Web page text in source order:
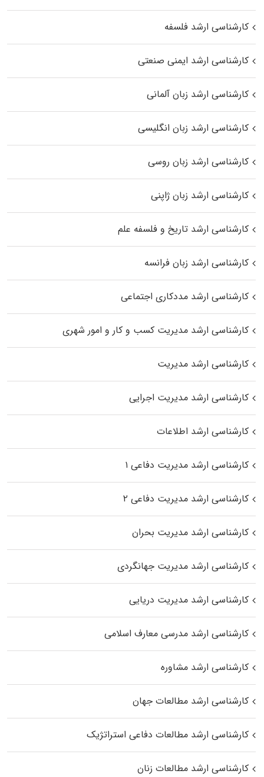
کارشناسی ارشد فلسفه
کارشناسی ارشد ایمنی صنعتی
کارشناسی ارشد زبان آلمانی
کارشناسی ارشد زبان انگلیسی
کارشناسی ارشد زبان روسی
کارشناسی ارشد زبان ژاپنی
کارشناسی ارشد تاریخ و فلسفه علم
کارشناسی ارشد زبان فرانسه
کارشناسی ارشد مددکاری اجتماعی
کارشناسی ارشد مدیریت کسب و کار و امور شهری
کارشناسی ارشد مدیریت
کارشناسی ارشد مدیریت اجرایی
کارشناسی ارشد اطلاعات
کارشناسی ارشد مدیریت دفاعی ۱
کارشناسی ارشد مدیریت دفاعی ۲
کارشناسی ارشد مدیریت بحران
کارشناسی ارشد مدیریت جهانگردی
کارشناسی ارشد مدیریت دریایی
کارشناسی ارشد مدرسی معارف اسلامی
کارشناسی ارشد مشاوره
کارشناسی ارشد مطالعات جهان
کارشناسی ارشد مطالعات دفاعی استراتژیک
کارشناسی ارشد مطالعات زنان